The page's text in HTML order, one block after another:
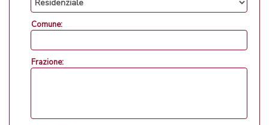
Comune:
Frazione: